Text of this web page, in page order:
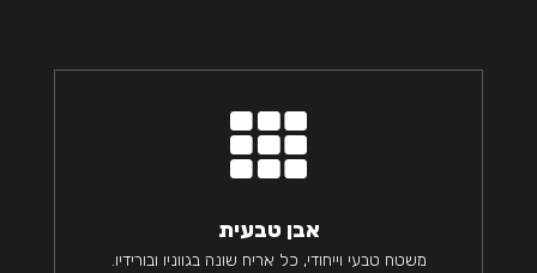

אבן טבעית
משטח טבעי וייחודי, כל אריח שונה בגווניו ובורידיו.